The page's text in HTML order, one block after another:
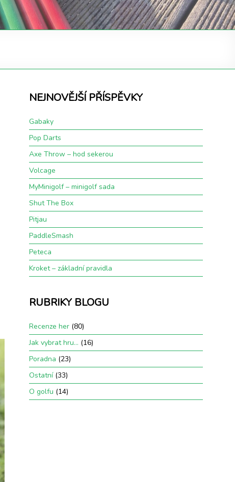
NEJNOVĚJŠÍ PŘÍSPĚVKY
Gabaky
Pop Darts
Axe Throw – hod sekerou
Volcage
MyMinigolf – minigolf sada
Shut The Box
Pitjau
PaddleSmash
Peteca
Kroket – základní pravidla
RUBRIKY BLOGU
Recenze her(80)
Jak vybrat hru… (16)
Poradna (23)
Ostatní(33)
O golfu (14)